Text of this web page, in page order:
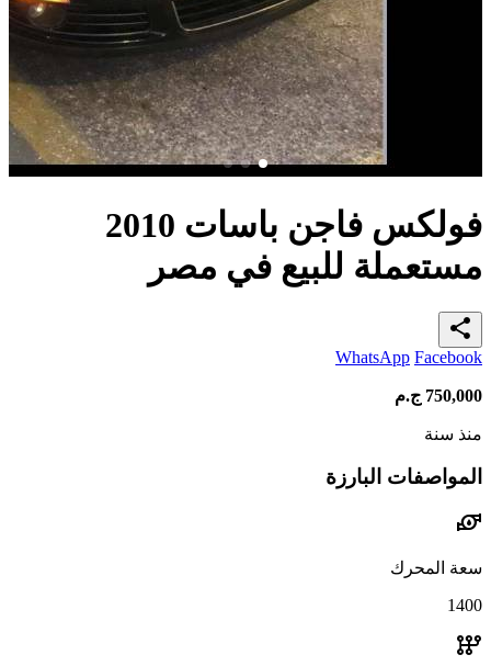
فولكس فاجن باسات 2010
مستعملة للبيع في مصر
share
WhatsApp Facebook
750,000 ج.م
منذ سنة
المواصفات البارزة
water_pump
سعة المحرك
1400
auto_transmission